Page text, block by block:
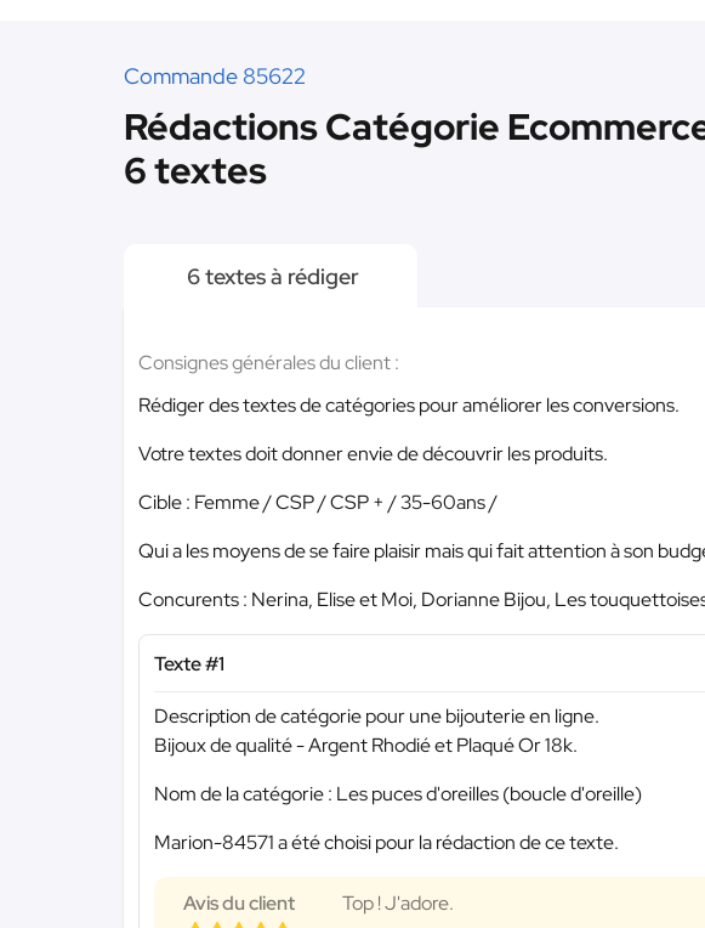
Commande 85622
Rédactions Catégorie
6 textes
6 textes à rédiger
Consignes générales du client :
Rédiger des textes de catégories pour améliorer les conversions.
Votre textes doit donner envie de découvrir les produits.
Cible : Femme / CSP / CSP + / 35-60ans /
Qui a les moyens de se faire plaisir mais qui fait attention à son
Concurents : Nerina, Elise et Moi, Dorianne Bijou, Les
Texte #1
Description de catégorie pour une bijouterie en ligne.
Bijoux de qualité - Argent Rhodié et Plaqué Or 18k.
Nom de la catégorie : Les puces d'oreilles (boucle d'oreille)
Marion-84571 a été choisi pour la rédaction de ce texte.
Avis du client Top ! J'adore.